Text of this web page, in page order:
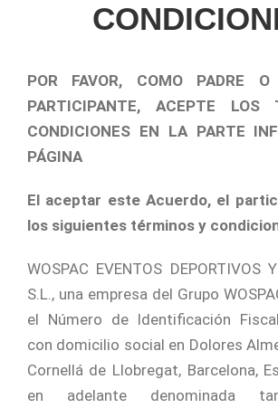
POR FAVOR, COMO PADRE
PARTICIPANTE, ACEPTE LOS
CONDICIONES EN LA PARTE
PÁGINA
El aceptar este Acuerdo, el
los siguientes términos y
WOSPAC EVENTOS DEPORTIVOS
S.L., una empresa del Grupo
el Número de Identificación
con domicilio social en Dolores
Cornellá de Llobregat, Barcelona,
en adelante denominada